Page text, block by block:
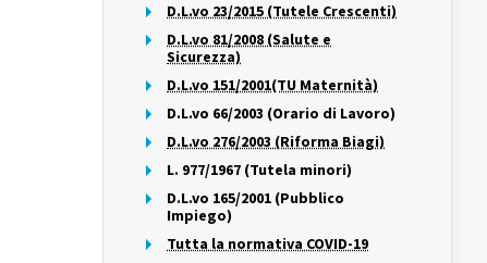
D.L.vo 23/2015 (Tutele Crescenti)
D.L.vo 81/2008 (Salute e
Sicurezza)
D.L.vo 151/2001(TU Maternità)
D.L.vo 66/2003 (Orario di Lavoro)
D.L.vo 276/2003 (Riforma Biagi)
L. 977/1967 (Tutela minori)
D.L.vo 165/2001 (Pubblico
Impiego)
Tutta la normativa COVID-19